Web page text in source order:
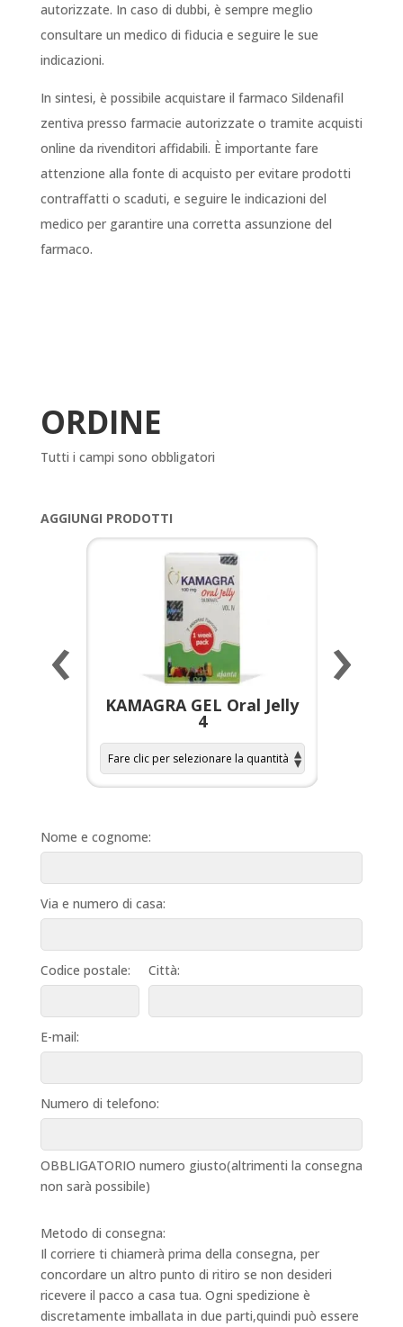
autorizzate. In caso di dubbi, è sempre meglio
consultare un medico di fiducia e seguire le sue
indicazioni.
In sintesi, è possibile acquistare il farmaco Sildenafil
zentiva presso farmacie autorizzate o tramite acquisti
online da rivenditori affidabili. È importante fare
attenzione alla fonte di acquisto per evitare prodotti
contraffatti o scaduti, e seguire le indicazioni del
medico per garantire una corretta assunzione del
farmaco.
ORDINE
Tutti i campi sono obbligatori
AGGIUNGI PRODOTTI
KAMAGRA GEL Oral Jelly
4
‹ ›
Nome e cognome:
Via e numero di casa:
Codice postale: Città:
E-mail:
Numero di telefono:
OBBLIGATORIO numero giusto(altrimenti la consegna
non sarà possibile)
Metodo di consegna:
Il corriere ti chiamerà prima della consegna, per
concordare un altro punto di ritiro se non desideri
ricevere il pacco a casa tua. Ogni spedizione è
discretamente imballata in due parti,quindi può essere